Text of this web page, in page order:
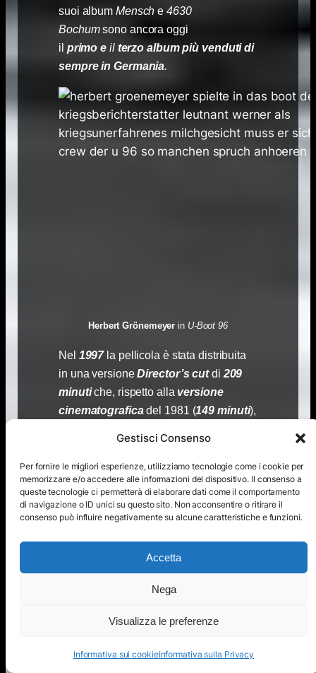
Gestisci Consenso
Per fornire le migliori esperienze, utilizziamo tecnologie come i cookie per
memorizzare e/o accedere alle informazioni del dispositivo. Il consenso a
queste tecnologie ci permetterà di elaborare dati come il comportamento
di navigazione o ID unici su questo sito. Non acconsentire o ritirare il
consenso può influire negativamente su alcune caratteristiche e funzioni.
Accetta
Nega
Visualizza le preferenze
Informativa sui cookieInformativa sulla Privacy
suoi album Mensch e4630
Bochumsono ancora oggi
il primo e il terzo album più venduti di
sempre in Germania.
Herbert Grönemeyer in U-Boot 96
Nel 1997 la pellicola è stata distribuita
in una versione Director’s cut di 209
minutiche, rispetto alla versione
cinematografica del 1981 (149 minuti),
Poiché l’audio originaleera
andato perduto, furono richiamati
gliattori originaliche, dopo sedici
anni,ridoppiarono l’intera pellicola. In
modo simile fu ricreata
colonna sonora
dallaregistrazione
conservata
consentì
distribuzione del film in Dolby